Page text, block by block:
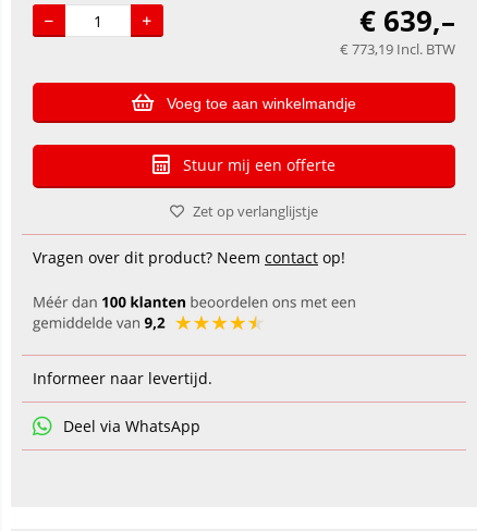
€ 639,–
€ 773,19 Incl. BTW
Voeg toe aan winkelmandje
Stuur mij een offerte
Zet op verlanglijstje
Vragen over dit product? Neem contact op!
Informeer naar levertijd.
Deel via WhatsApp